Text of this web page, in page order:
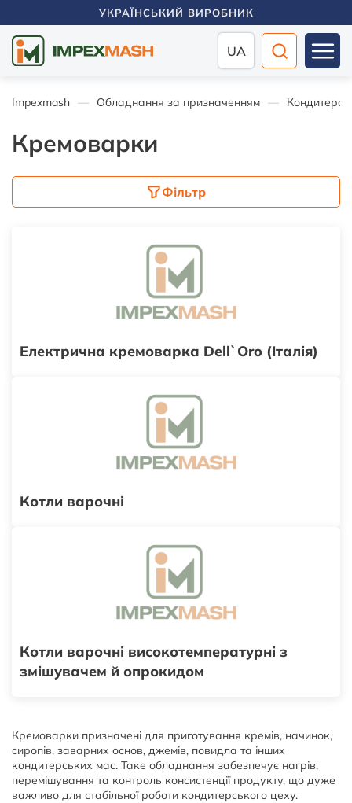
УКРАЇНСЬКИЙ ВИРОБНИК
UA
Impexmash Обладнання за призначенням
Кремоварки
Фільтр
Електрична кремоварка Dell`Oro (Італія)
Котли варочні
Котли варочні високотемпературні з
змішувачем й опрокидом
Кремоварки призначені для приготування кремів, начинок,
сиропів, заварних основ, джемів, повидла та інших
кондитерських мас. Таке обладнання забезпечує нагрів,
перемішування та контроль консистенції продукту, що дуже
важливо для стабільної роботи кондитерського цеху.